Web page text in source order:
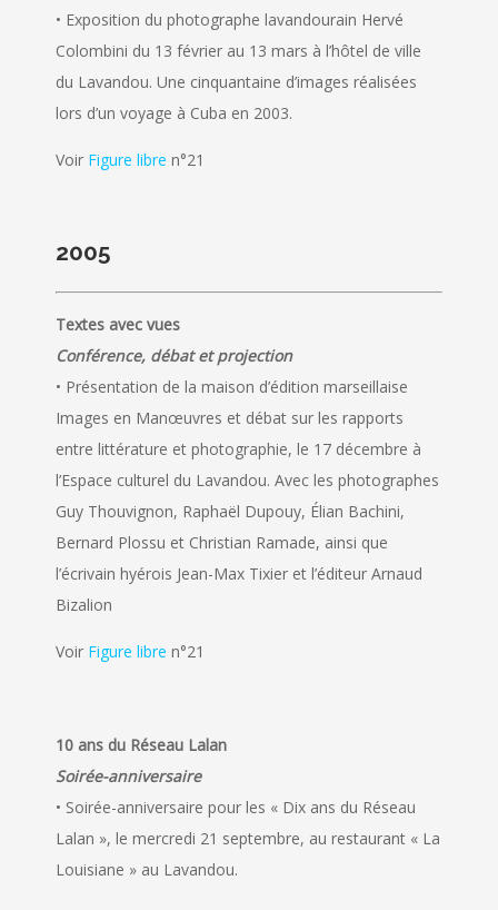
• Exposition du photographe lavandourain Hervé
Colombini du 13 février au 13 mars à l’hôtel de ville
du Lavandou. Une cinquantaine d’images réalisées
lors d’un voyage à Cuba en 2003.
Voir Figure libre n°21
2005
Textes avec vues
Conférence, débat et projection
• Présentation de la maison d’édition marseillaise
Images en Manœuvres et débat sur les rapports
entre littérature et photographie, le 17 décembre à
l’Espace culturel du Lavandou. Avec les photographes
Guy Thouvignon, Raphaël Dupouy, Élian Bachini,
Bernard Plossu et Christian Ramade, ainsi que
l’écrivain hyérois Jean-Max Tixier et l’éditeur Arnaud
Bizalion
Voir Figure libre n°21
10 ans du Réseau Lalan
Soirée-anniversaire
• Soirée-anniversaire pour les « Dix ans du Réseau
Lalan », le mercredi 21 septembre, au restaurant « La
Louisiane » au Lavandou.